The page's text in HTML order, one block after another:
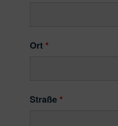
Ort*
Straße *